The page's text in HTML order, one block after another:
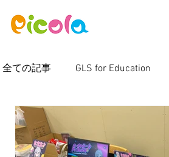
全ての記事 GLS for Education
ピコラボ08號講座 Photoshop